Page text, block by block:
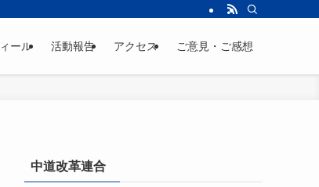
ール 活動報告 アクセス ご意見・ご感想
中道改革連合